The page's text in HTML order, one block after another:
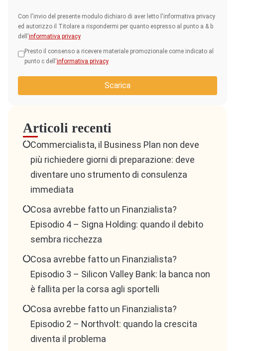
Con l'invio del presente modulo dichiaro di aver letto l'informativa privacy
ed autorizzo il Titolare a rispondermi per quanto espresso al punto a & b
dell'informativa privacy
Presto il consenso a ricevere materiale promozionale come indicato al
punto c dell'informativa privacy
Scarica
Articoli recenti
Commercialista, il Business Plan non deve
più richiedere giorni di preparazione: deve
diventare uno strumento di consulenza
immediata
Cosa avrebbe fatto un Finanzialista?
Episodio 4 – Signa Holding: quando il debito
sembra ricchezza
Cosa avrebbe fatto un Finanzialista?
Episodio 3 – Silicon Valley Bank: la banca non
è fallita per la corsa agli sportelli
Cosa avrebbe fatto un Finanzialista?
Episodio 2 – Northvolt: quando la crescita
diventa il problema